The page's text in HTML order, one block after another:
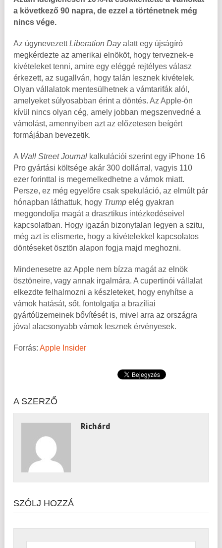
a következő 90 napra, de ezzel a történetnek még
nincs vége.
Az úgynevezettLiberation Dayalatt egy újságíró
megkérdezte az amerikai elnököt, hogy terveznek-e
kivételeket tenni, amire egy eléggé rejtélyes válasz
érkezett, az sugallván, hogy talán lesznek kivételek.
Olyan vállalatok mentesülhetnek a vámtarifák alól,
amelyeket súlyosabban érint a döntés. Az Apple-ön
kívül nincs olyan cég, amely jobban megszenvedné a
vámolást, amennyiben azt az előzetesen beígért
formájában bevezetik.
A Wall Street Journal kalkulációi szerint egy iPhone 16
Pro gyártási költsége akár 300 dollárral, vagyis 110
ezer forinttal is megemelkedhetne a vámok miatt.
Persze, ez még egyelőre csak spekuláció, az elmúlt pár
hónapban láthattuk, hogy Trump elég gyakran
meggondolja magát a drasztikus intézkedéseivel
kapcsolatban. Hogy igazán bizonytalan legyen a szitu,
még azt is elismerte, hogy a kivételekkel kapcsolatos
döntéseket ösztön alapon fogja majd meghozni.
Mindenesetre az Apple nem bízza magát az elnök
ösztöneire, vagy annak irgalmára. A cupertinói vállalat
elkezdte felhalmozni a készleteket, hogy enyhítse a
vámok hatását, sőt, fontolgatja a brazíliai
gyártóüzemeinek bővítését is, mivel arra az országra
jóval alacsonyabb vámok lesznek érvényesek.
Forrás: Apple Insider
A SZERZŐ
Richárd
SZÓLJ HOZZÁ